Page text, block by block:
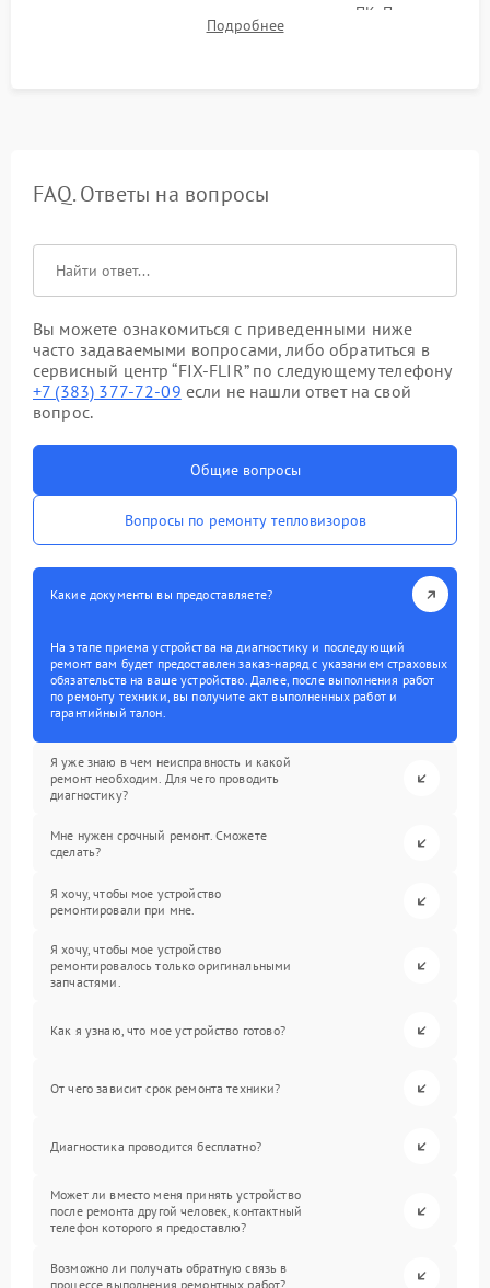
термограмм в память и передачи данных на ПК. Проверка
автономности работы и итоговый контроль качества.
Подробнее
FAQ. Ответы на вопросы
Вы можете ознакомиться с приведенными ниже
часто задаваемыми вопросами, либо обратиться в
сервисный центр “FIX-FLIR” по следующему телефону
+7 (383) 377-72-09 если не нашли ответ на свой
вопрос.
Общие вопросы
Вопросы по ремонту тепловизоров
Какие документы вы предоставляете?
На этапе приема устройства на диагностику и последующий
ремонт вам будет предоставлен заказ-наряд с указанием страховых
обязательств на ваше устройство. Далее, после выполнения работ
по ремонту техники, вы получите акт выполненных работ и
гарантийный талон.
Я уже знаю в чем неисправность и какой
ремонт необходим. Для чего проводить
диагностику?
Мне нужен срочный ремонт. Сможете
сделать?
Я хочу, чтобы мое устройство
ремонтировали при мне.
Я хочу, чтобы мое устройство
ремонтировалось только оригинальными
запчастями.
Как я узнаю, что мое устройство готово?
От чего зависит срок ремонта техники?
Диагностика проводится бесплатно?
Может ли вместо меня принять устройство
после ремонта другой человек, контактный
телефон которого я предоставлю?
Возможно ли получать обратную связь в
процессе выполнения ремонтных работ?